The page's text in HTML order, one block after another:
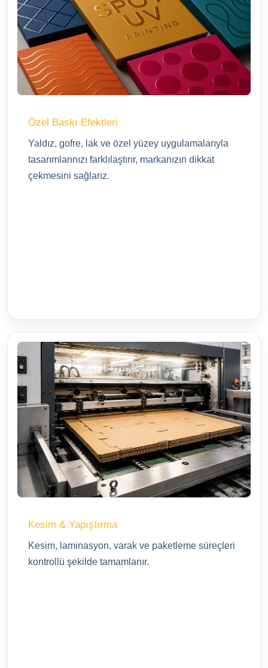
Özel Baskı Efektleri
Yaldız, gofre, lak ve özel yüzey uygulamalarıyla
tasarımlarınızı farklılaştırır, markanızın dikkat
çekmesini sağlarız.
Kesim & Yapıştırma
Kesim, laminasyon, varak ve paketleme süreçleri
kontrollü şekilde tamamlanır.